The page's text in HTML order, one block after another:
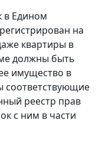
в Едином
на
квартиры в
должны быть
имущество в
соответствующие
реестр прав
с ним в части